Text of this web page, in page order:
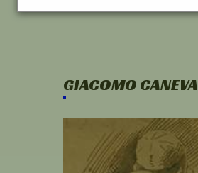
GIACOMO CANEVA